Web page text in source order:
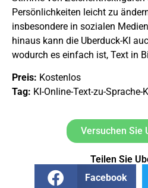
Persönlichkeiten leicht zu
insbesondere in sozialen
hinaus kann die Uberduck-KI
wodurch es einfach ist, Text in
Preis: Kostenlos
Tag: KI-Online-Text-zu-Sprache-
Versuchen Sie
Teilen Sie
Facebook